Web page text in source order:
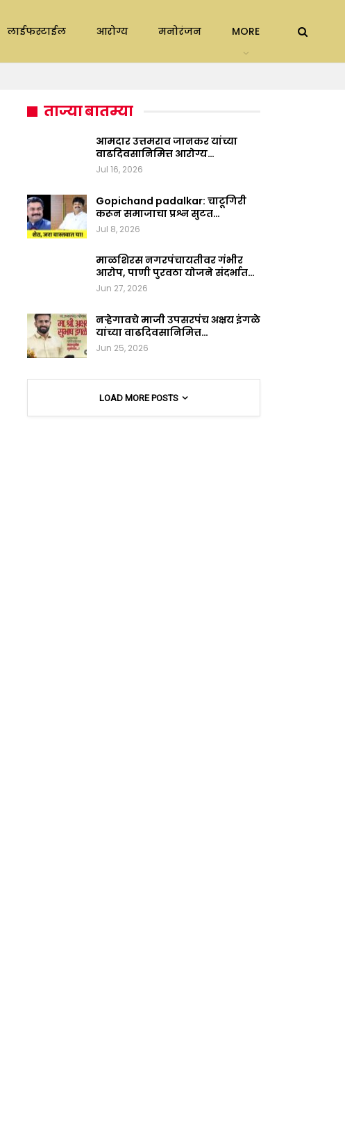
लाईफस्टाईल आरोग्य मनोरंजन MORE
ताज्या बातम्या
आमदार उत्तमराव जानकर यांच्या
वाढदिवसानिमित्त आरोग्य…
Jul 16, 2026
Gopichand padalkar: चाटूगिरी
करून समाजाचा प्रश्न सुटत…
Jul 8, 2026
माळशिरस नगरपंचायतीवर गंभीर
आरोप, पाणी पुरवठा योजने संदर्भात…
Jun 27, 2026
नऱ्हेगावचे माजी उपसरपंच अक्षय इंगळे
यांच्या वाढदिवसानिमित्त…
Jun 25, 2026
LOAD MORE POSTS